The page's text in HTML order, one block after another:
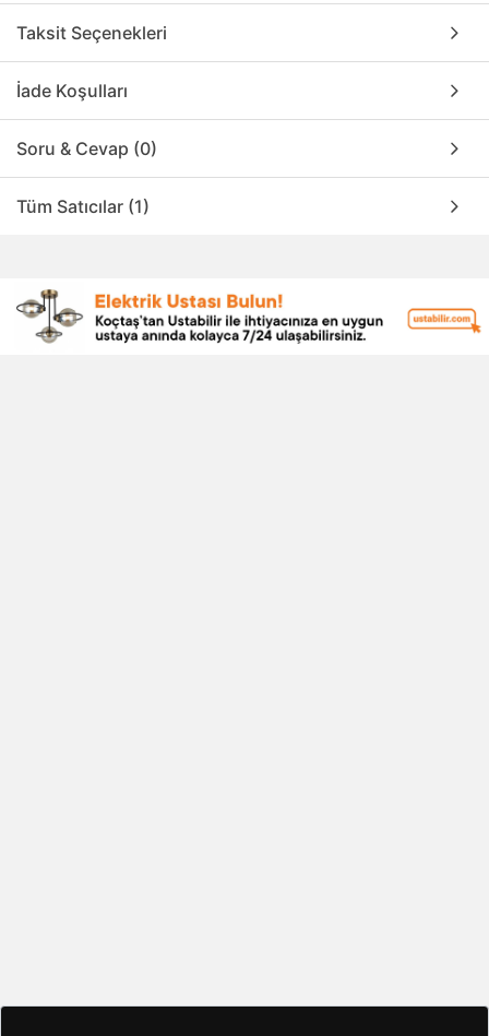
Taksit Seçenekleri
İade Koşulları
Soru & Cevap (0)
Tüm Satıcılar (1)